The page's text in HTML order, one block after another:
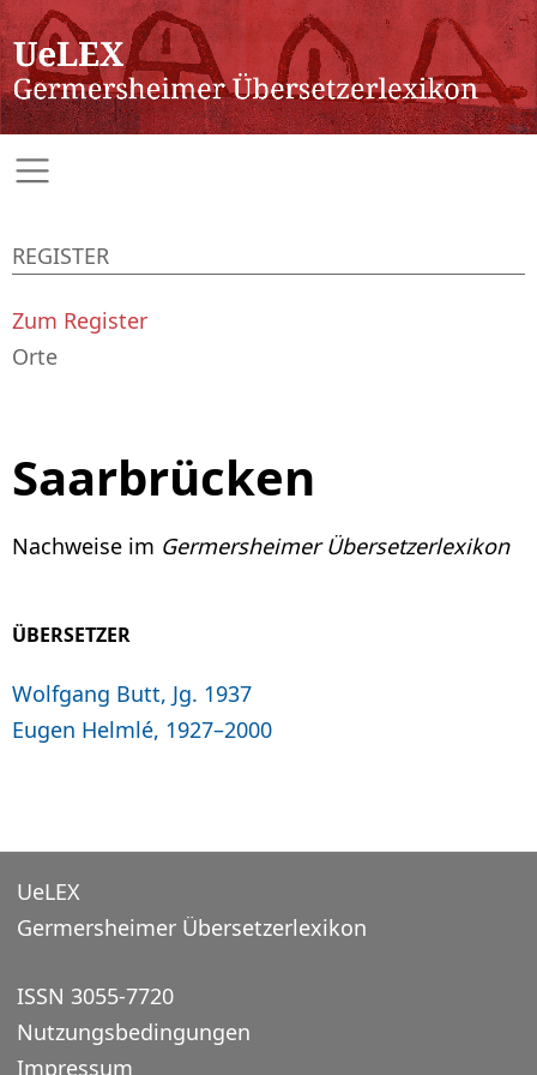
Saarbrücken
Nachweise im Germersheimer Übersetzerlexikon
ÜBERSETZER
Wolfgang Butt, Jg. 1937
Eugen Helmlé, 1927–2000
REGISTER
Zum Register
Orte
UeLEX
Germersheimer Übersetzerlexikon
ISSN 3055-7720
Nutzungsbedingungen
Impressum